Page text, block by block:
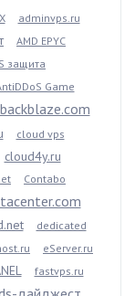
adminvps.ru
AMD EPYC
защита
Game
backblaze.com
cloud vps
cloud4y.ru
Contabo
dedicated
eServer.ru
fastvps.ru